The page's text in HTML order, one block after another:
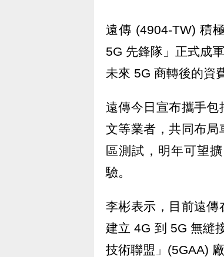
遠傳 (4904-TW) 積
5G 先鋒隊」正式成
未來 5G 商轉後的資
遠傳今日宣布攜手包
文等業者，共同布局
區測試，明年可望
驗。
李彬表示，目前遠傳
建立 4G 到 5G 無縫
技術聯盟」(5GAA)